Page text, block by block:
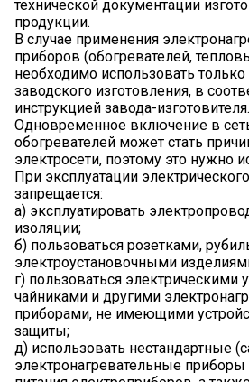
технической документации
продукции.
В случае применения
приборов (обогревателей,
необходимо использовать
заводского изготовления, в
инструкцией завода-изготовителя.
Одновременное включение в
обогревателей может стать
электросети, поэтому это нужно
При эксплуатации
запрещается:
а) эксплуатировать
изоляции;
б) пользоваться розетками,
электроустановочными
г) пользоваться электрическими
чайниками и другими
приборами, не имеющими
защиты;
д) использовать нестандартные
электронагревательные приборы